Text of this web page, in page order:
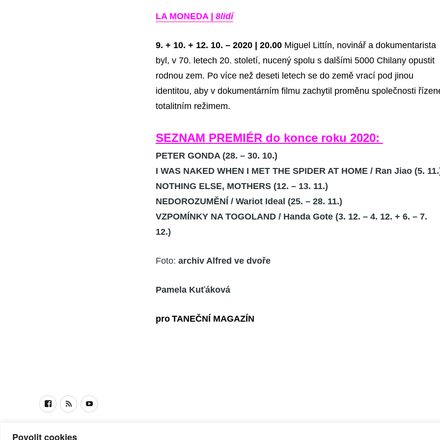
Povolit cookies
LA MONEDA | 8lidí
9. + 10. + 12. 10. – 2020 | 20.00Miguel Littín, novinář a dokumentarista
byl, v 70. letech 20. století, nucený spolu s dalšími 5000 Chilany opustit
rodnou zem. Po více než deseti letech se do země vrací pod jinou
identitou, aby v dokumentárním filmu zachytil proměnu společnosti
totalitním režimem.
SEZNAM PREMIÉR do konce roku 2020:
PETER GONDA(28. – 30. 10.)
I WAS NAKED WHEN I MET THE SPIDER AT HOME/ Ran Jiao (5.
NOTHING ELSE, MOTHERS(12. – 13. 11.)
NEDOROZUMĚNÍ / Wariot Ideal (25. – 28. 11.)
VZPOMÍNKY NA TOGOLAND/ Handa Gote (3. 12. – 4. 12. + 6. – 7.
12.)
Foto: archiv Alfred ve dvoře
Pamela Kuťáková
pro TANEČNÍ MAGAZÍN
Facebook
RSS Youtube
© Taneční magazín, z.s. | Branická 69/66, Braník, 147 00 Praha 4 | IČO: 27059821